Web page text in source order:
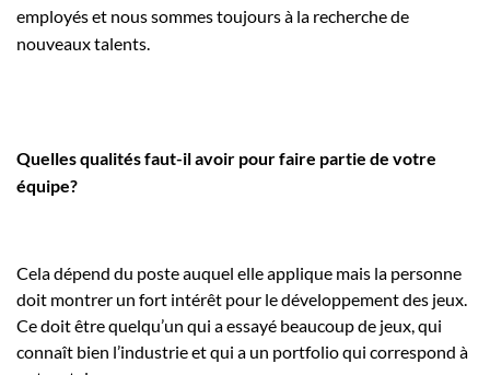
employés et nous sommes toujours à la recherche de
nouveaux talents.
Quelles qualités faut-il avoir pour faire partie de votre
équipe?
Cela dépend du poste auquel elle applique mais la personne
doit montrer un fort intérêt pour le développement des jeux.
Ce doit être quelqu’un qui a essayé beaucoup de jeux, qui
connaît bien l’industrie et qui a un portfolio qui correspond à